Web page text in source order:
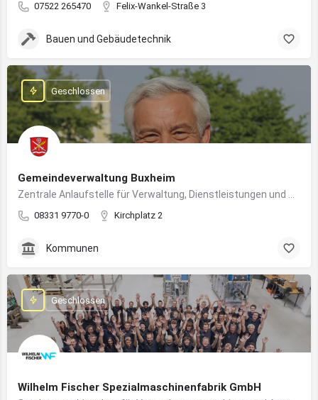
07522 265470 Felix-Wankel-Straße 3
Bauen und Gebäudetechnik
Gemeindeverwaltung Buxheim
08331 9770-0 Kirchplatz 2
Geschlossen
Kommunen
Wilhelm Fischer Spezialmaschinenfabrik GmbH
Geschlossen